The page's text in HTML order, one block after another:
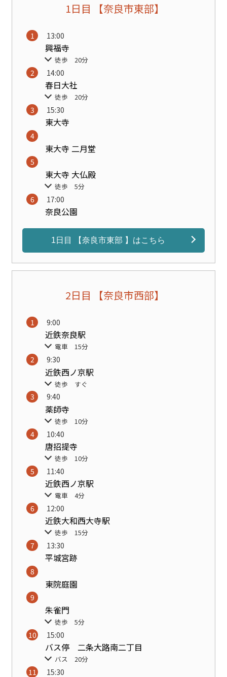
1日目 【奈良市東部】
13:00
興福寺
徒歩 20分
14:00
春日大社
徒歩 20分
15:30
東大寺
東大寺 二月堂
東大寺 大仏殿
徒歩 5分
17:00
奈良公園
1日目 【奈良市東部 】はこちら
2日目 【奈良市西部】
9:00
近鉄奈良駅
電車 15分
9:30
近鉄西ノ京駅
徒歩 すぐ
9:40
薬師寺
徒歩 10分
10:40
唐招提寺
徒歩 10分
11:40
近鉄西ノ京駅
電車 4分
12:00
近鉄大和西大寺駅
徒歩 15分
13:30
平城宮跡
東院庭園
朱雀門
徒歩 5分
15:00
バス停 二条大路南二丁目
バス 20分
15:30